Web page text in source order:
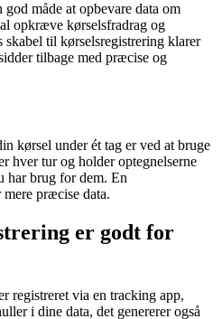
måde at opbevare data om
opkræve kørselsfradrag og
skabel til kørselsregistrering klarer
tilbage med præcise og
kørsel under ét tag er ved at bruge
hver tur og holder optegnelserne
har brug for dem. En
præcise data.
er godt for
registreret via en tracking app,
i dine data, det genererer også